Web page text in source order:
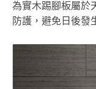
為實木踢腳板屬於
防護，避免日後發